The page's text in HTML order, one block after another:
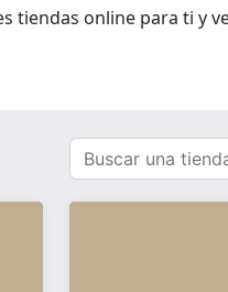
tiendas online para ti y
Buscar
una
tienda